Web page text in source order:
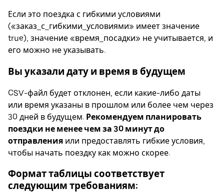
Если это поездка с гибкими условиями
(«заказ_с_гибкими_условиями» имеет значение
true), значение «время_посадки» не учитывается, и
его можно не указывать.
Вы указали дату и время в будущем
CSV-файл будет отклонен, если какие-либо даты
или время указаны в прошлом или более чем через
30 дней в будущем. Рекомендуем планировать
поездки не менее чем за 30 минут до
отправления или предоставлять гибкие условия,
чтобы начать поездку как можно скорее.
Формат таблицы соответствует
следующим требованиям: